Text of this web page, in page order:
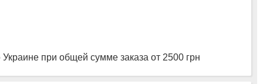
при общей сумме заказа от 2500 грн